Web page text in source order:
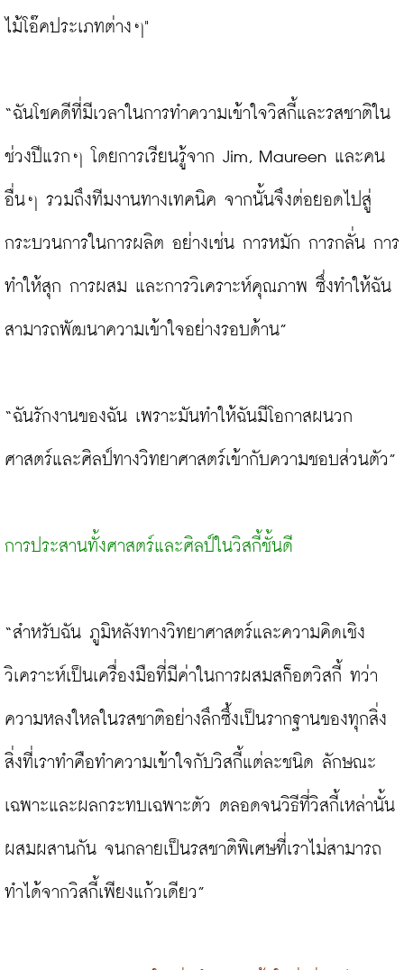
ไม้โอ๊คประเภทต่างๆ"
“ฉันโชคดีที่มีเวลาในการทำความเข้าใจวิสกี้และรสชาติใน
ช่วงปีแรกๆ โดยการเรียนรู้จาก Jim, Maureen และคน
อื่นๆ รวมถึงทีมงานทางเทคนิค จากนั้นจึงต่อยอดไปสู่
กระบวนการในการผลิต อย่างเช่น การหมัก การกลั่น การ
ทำให้สุก การผสม และการวิเคราะห์คุณภาพ ซึ่งทำให้ฉัน
สามารถพัฒนาความเข้าใจอย่างรอบด้าน”
“ฉันรักงานของฉัน เพราะมันทำให้ฉันมีโอกาสผนวก
ศาสตร์และศิลป์ทางวิทยาศาสตร์เข้ากับความชอบส่วนตัว”
การประสานทั้งศาสตร์และศิลป์ในวิสกี้ชั้นดี
“สำหรับฉัน ภูมิหลังทางวิทยาศาสตร์และความคิดเชิง
วิเคราะห์เป็นเครื่องมือที่มีค่าในการผสมสก็อตวิสกี้ ทว่า
ความหลงใหลในรสชาติอย่างลึกซึ้งเป็นรากฐานของทุกสิ่ง
สิ่งที่เราทำคือทำความเข้าใจกับวิสกี้แต่ละชนิด ลักษณะ
เฉพาะและผลกระทบเฉพาะตัว ตลอดจนวิธีที่วิสกี้เหล่านั้น
ผสมผสานกัน จนกลายเป็นรสชาติพิเศษที่เราไม่สามารถ
ทำได้จากวิสกี้เพียงแก้วเดียว”